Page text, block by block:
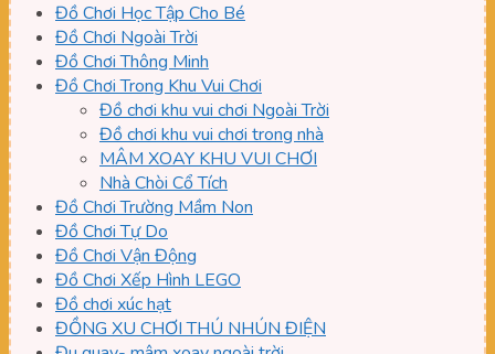
Đồ Chơi Học Tập Cho Bé
Đồ Chơi Ngoài Trời
Đồ Chơi Thông Minh
Đồ Chơi Trong Khu Vui Chơi
Đồ chơi khu vui chơi Ngoài Trời
Đồ chơi khu vui chơi trong nhà
MÂM XOAY KHU VUI CHƠI
Nhà Chòi Cổ Tích
Đồ Chơi Trường Mầm Non
Đồ Chơi Tự Do
Đồ Chơi Vận Động
Đồ Chơi Xếp Hình LEGO
Đồ chơi xúc hạt
ĐỒNG XU CHƠI THÚ NHÚN ĐIỆN